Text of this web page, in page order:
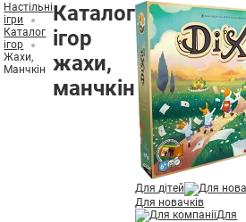
Настільні
ігри
Каталог
ігор
Жахи,
Манчкін
Каталог
ігор
жахи,
манчкін
Для дітей
Для новачків
Для